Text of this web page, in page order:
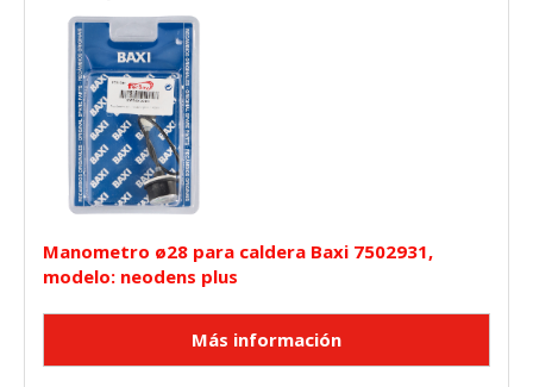
Manometro ø28 para caldera Baxi 7502931,
modelo: neodens plus
CONFIGURACIÓN DE COOKIES
HABILITAR TODO
funcione y no se pueden desactivar en nuestros sistemas.
Puede configurar su navegador para bloquear o alertar